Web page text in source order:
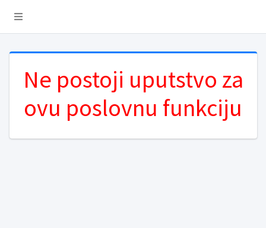
Ne postoji uputstvo za
ovu poslovnu funkciju